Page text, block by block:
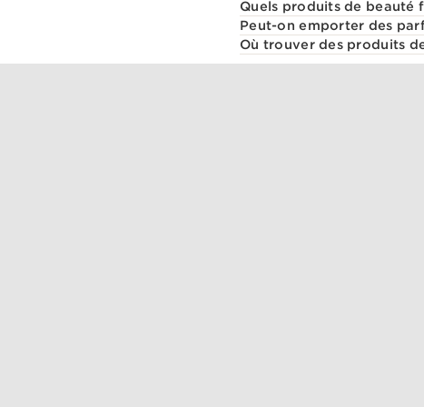
Quels produits de beauté
Peut-on emporter des
Où trouver des produits